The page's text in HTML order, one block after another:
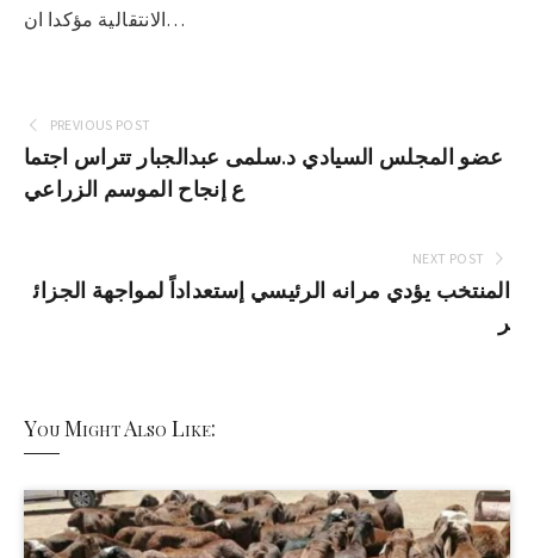
الانتقالية مؤكدا ان…
PREVIOUS POST
عضو المجلس السيادي د.سلمى عبدالجبار تتراس اجتما
ع إنجاح الموسم الزراعي
NEXT POST
المنتخب يؤدي مرانه الرئيسي إستعداداً لمواجهة الجزائ
ر
You Might Also Like: